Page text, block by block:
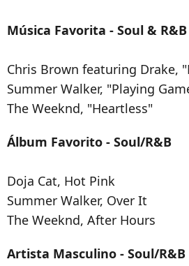
Música Favorita - Soul & R&B
Chris Brown featuring Drake,
Summer Walker, "Playing
The Weeknd, "Heartless"
Álbum Favorito - Soul/R&B
Doja Cat, Hot Pink
Summer Walker, Over It
The Weeknd, After Hours
Artista Masculino - Soul/R&B